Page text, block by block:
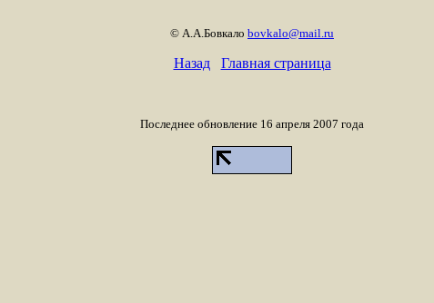
© А.А.Бовкало bovkalo@mail.ru
Назад Главная страница
Последнее обновление 16 апреля 2007 года